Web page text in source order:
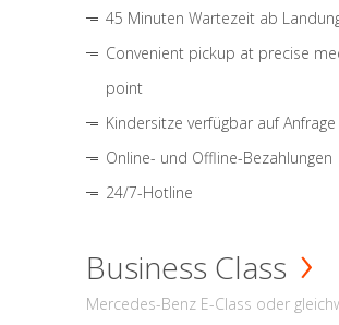
45 Minuten Wartezeit ab
Convenient pickup at precise
point
Kindersitze verfügbar auf Anfrage
Online- und Offline-Bezahlungen
24/7-Hotline
Business Class
Mercedes-Benz E-Class oder